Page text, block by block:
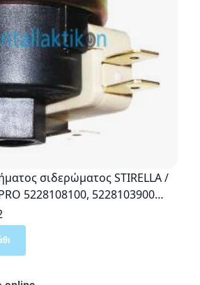
σιδερώματος STIRELLA /
5228108100, 5228103900